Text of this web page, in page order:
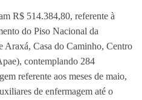
R$ 514.384,80, referente à
do Piso Nacional da
Araxá, Casa do Caminho, Centro
contemplando 284
referente aos meses de maio,
de enfermagem até o